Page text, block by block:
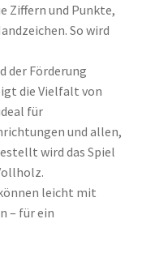
Ziffern und Punkte,
So wird
der Förderung
die Vielfalt von
für
und allen,
wird das Spiel
leicht mit
– für ein